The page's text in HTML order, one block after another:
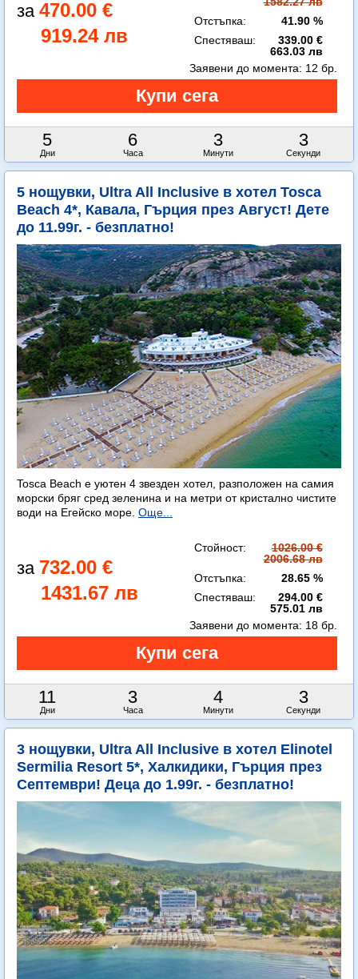
470.00 €
919.24 лв
Отстъпка:
41.90 %
Спестяваш:
339.00 €
663.03 лв
5
Дни
6
Часа
3
Минути
0
Секунди
Заявени до момента: 12 бр.
5 нощувки, Ultra All Inclusive в хотел Tosca
Beach 4*, Кавала, Гърция през Август! Дете
до 11.99г. - безплатно!
Tosca Beach е уютен 4 звезден хотел, разположен на самия
морски бряг сред зеленина и на метри от кристално чистите
води на Егейско море. Още...
732.00 €
1431.67 лв
Стойност:
1026.00 €
2006.68 лв
Отстъпка:
28.65 %
Спестяваш:
294.00 €
575.01 лв
11
Дни
3
Часа
4
Минути
0
Секунди
Заявени до момента: 18 бр.
3 нощувки, Ultra All Inclusive в хотел Elinotel
Sermilia Resort 5*, Халкидики, Гърция през
Септември! Деца до 1.99г. - безплатно!